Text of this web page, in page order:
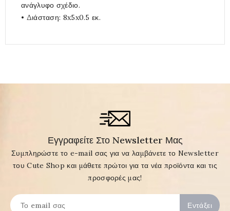
ανάγλυφο σχέδιο.
• Διάσταση: 8x5x0.5 εκ.
Εγγραφείτε Στο Newsletter Μας
Συμπληρώστε το e-mail σας για να λαμβάνετε το Newsletter
του Cute Shop και μάθετε πρώτοι για τα νέα προϊόντα και τις
προσφορές μας!